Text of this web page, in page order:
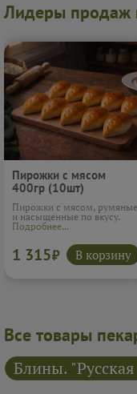
Лидеры продаж
Пирожки с мясом
400гр (10шт)
Пирожки с мясом, румяные
и насыщенные по вкусу.
Подробнее...
1 315₽ В корзину
Все товары